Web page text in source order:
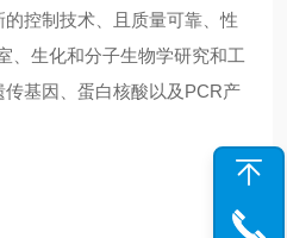
控制技术、且质量可靠、性
、生化和分子生物学研究和工
基因、蛋白核酸以及PCR产